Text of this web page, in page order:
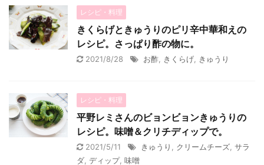
レシピ・料理
きくらげときゅうりのピリ辛中華和えの
レシピ。さっぱり酢の物に。
2021/8/28 お酢 きくらげ きゅうり
レシピ・料理
平野レミさんのビョンビョンきゅうりの
レシピ。味噌＆クリチディップで。
2021/5/11 きゅうり クリームチーズ サラ
ダ ディップ, 味噌